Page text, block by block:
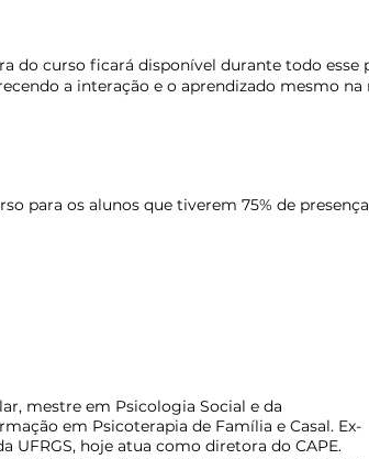
do curso ficará disponível durante todo esse
a interação e o aprendizado mesmo
para os alunos que tiverem 75% de presença
mestre em Psicologia Social e da
em Psicoterapia de Família e Casal. Ex-
UFRGS, hoje atua como diretora do CAPE.